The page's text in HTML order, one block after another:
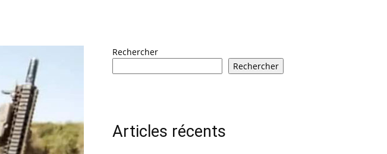
Rechercher
Rechercher
Articles récents